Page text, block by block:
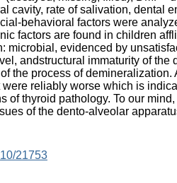
cavity, rate of salivation, dental
behavioral factors were
factors are found in children
evidenced by
andstructural immaturity of the
the process of
reliably worse which is
of thyroid pathology. To our
of the dento-alveolar
21753